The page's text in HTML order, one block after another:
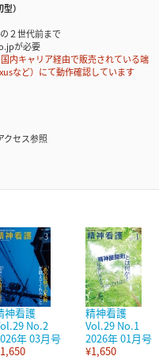
）
２世代前まで
が必要
内キャリア経由で販売されている端
など）にて動作確認しています
クセス参照
神看護
No.2
年 03月号
精神看護
Vol.29 No.1
2026年 01月号
¥1,650